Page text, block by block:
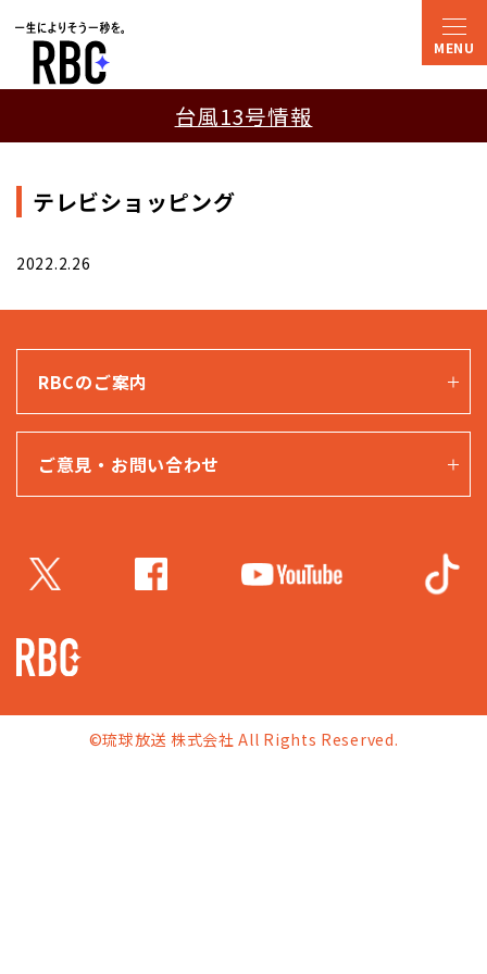
台風13号情報
テレビショッピング
2022.2.26
RBCのご案内
ご意見・お問い合わせ
©琉球放送 株式会社 All Rights Reserved.